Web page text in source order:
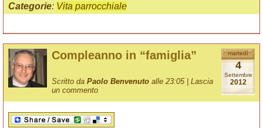
Categorie: Vita parrocchiale
martedì
4
Settembre
2012
Compleanno in “famiglia”
Scritto da Paolo Benvenuto alle 23:05 | Lascia
un commento